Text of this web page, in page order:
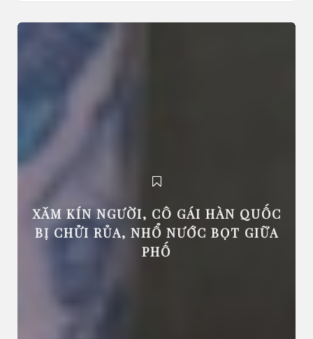
XĂM KÍN NGƯỜI, CÔ GÁI HÀN QUỐC
BỊ CHỬI RỦA, NHỔ NƯỚC BỌT GIỮA
PHỐ